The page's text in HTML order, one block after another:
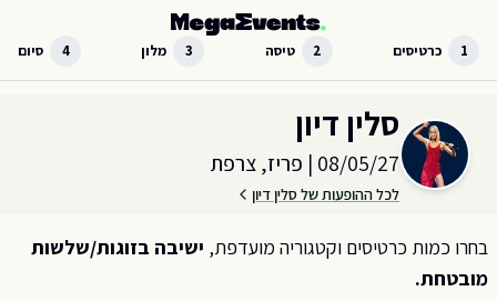
1 כרטיסים 2 טיסה 3 מלון 4 סיום
בחר כמות וקטגוריית כרטיסים עבור האירוע ב
סלין דיון
08/05/27
| פריז, צרפת
לכל ההופעות של סלין דיון
בחרו כמות כרטיסים וקטגוריה מועדפת, ישיבה בזוגות/שלשות
מובטחת.